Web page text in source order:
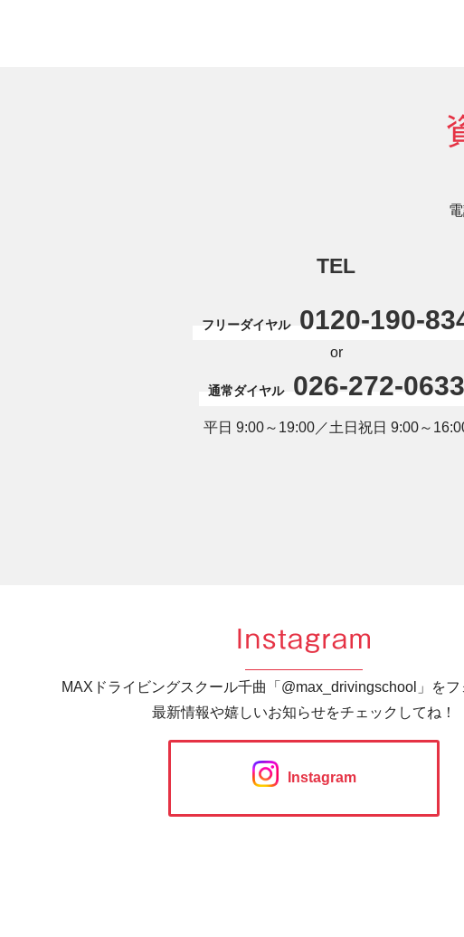
TEL
フリーダイヤル 0120-190-
or
通常ダイヤル 026-272-0633
平日 9:00～19:00／土日祝日 9:00～
Instagram
MAXドライビングスクール千曲「@max_drivingschool」をフ
最新情報や嬉しいお知らせをチェックしてね！
Instagram